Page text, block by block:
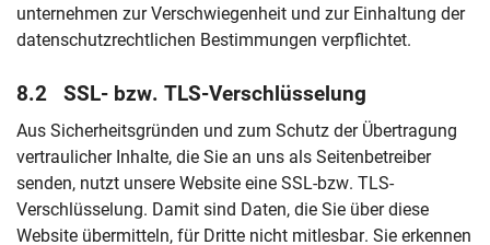
unternehmen zur Verschwiegenheit und zur Einhaltung der
datenschutzrechtlichen Bestimmungen verpflichtet.
8.2 SSL- bzw. TLS-Verschlüsselung
Aus Sicherheitsgründen und zum Schutz der Übertragung
vertraulicher Inhalte, die Sie an uns als Seitenbetreiber
senden, nutzt unsere Website eine SSL-bzw. TLS-
Verschlüsselung. Damit sind Daten, die Sie über diese
Website übermitteln, für Dritte nicht mitlesbar. Sie erkennen